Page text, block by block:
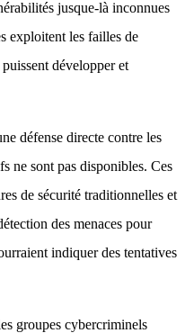
jusque-là inconnues
exploitent les failles de
développer et
défense directe contre les
ne sont pas disponibles. Ces
de sécurité traditionnelles et
des menaces pour
indiquer des tentatives
groupes cybercriminels